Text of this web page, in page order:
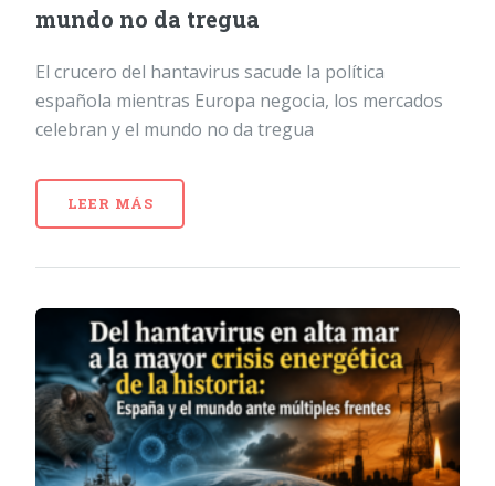
mundo no da tregua
El crucero del hantavirus sacude la política
española mientras Europa negocia, los mercados
celebran y el mundo no da tregua
LEER MÁS